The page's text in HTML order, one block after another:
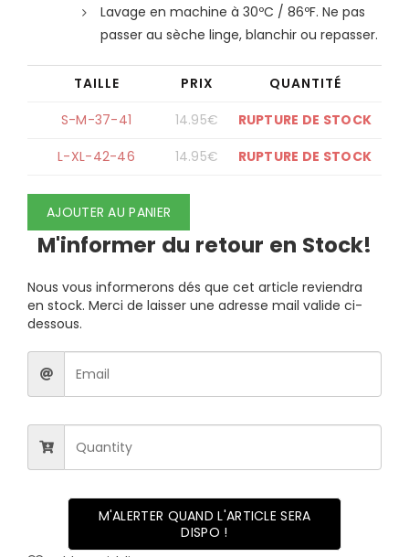
Lavage en machine à 30ºC / 86ºF. Ne pas
passer au sèche linge, blanchir ou repasser.
TAILLE PRIX
QUANTITÉ
S-M-37-41
14.95€
RUPTURE DE STOCK
L-XL-42-46
14.95€ RUPTURE DE STOCK
AJOUTER AU PANIER
M'informer du retour en Stock!
Nous vous informerons dés que cet article reviendra
en stock. Merci de laisser une adresse mail valide ci-
dessous.
M'ALERTER QUAND L'ARTICLE SERA
DISPO !